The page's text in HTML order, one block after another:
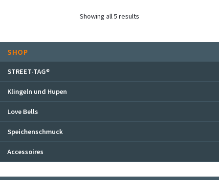
Showing all 5 results
SHOP
STREET-TAG®
Klingeln und Hupen
Love Bells
Speichenschmuck
Accessoires